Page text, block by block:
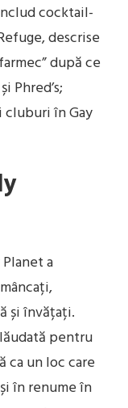
cocktail-
descrise
după ce
Phred’s;
cluburi în Gay
a
și învățați.
pentru
ca un loc care
în renume în